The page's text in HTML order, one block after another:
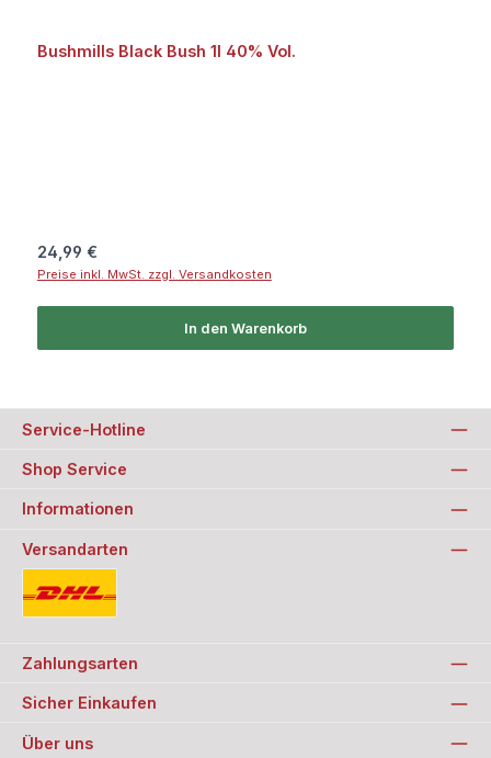
Bushmills Black Bush 1l 40% Vol.
Regulärer Preis:
24,99 €
Preise inkl. MwSt. zzgl. Versandkosten
In den Warenkorb
Service-Hotline
Shop Service
Informationen
Versandarten
Zahlungsarten
Sicher Einkaufen
Über uns